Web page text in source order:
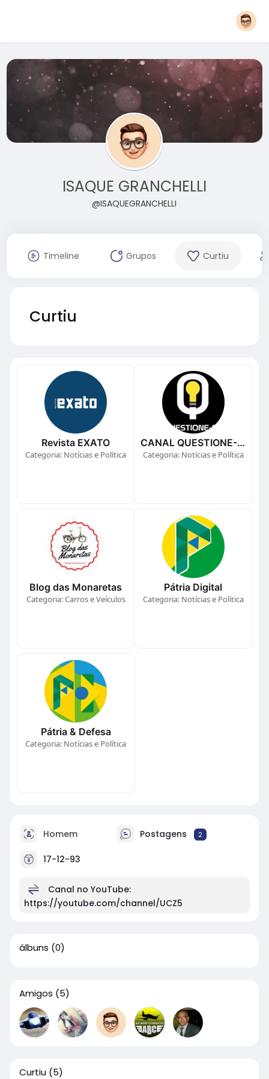
ISAQUE GRANCHELLI
@ISAQUEGRANCHELLI
Timeline Grupos Curtiu
Curtiu
Revista EXATO
Categoria: Notícias e Política
CANAL QUESTIONE-SE
Categoria: Notícias e Política
Blog das Monaretas
Categoria: Carros e Veículos
Pátria Digital
Categoria: Notícias e Política
Pátria & Defesa
Categoria: Notícias e Política
Homem Postagens 2
17-12-93
Canal no YouTube:
https://youtube.com/channel/UCZ5
álbuns (0)
Amigos (5)
Curtiu (5)